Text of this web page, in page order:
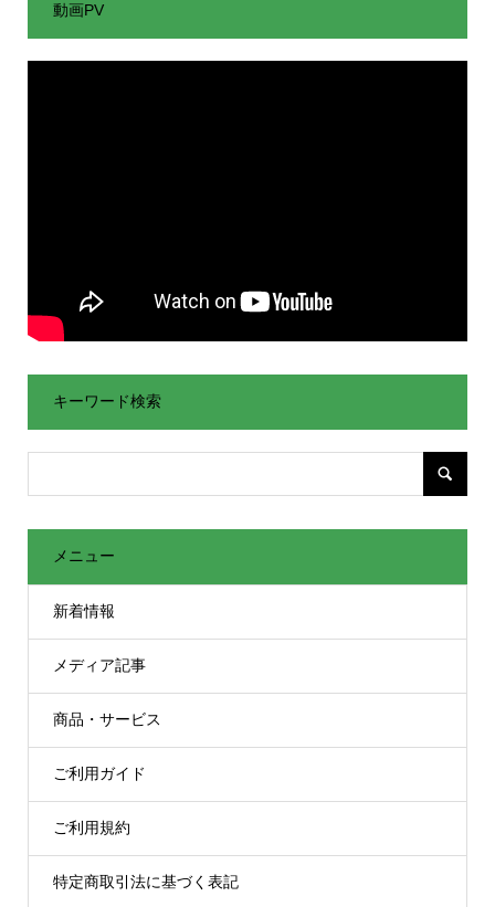
動画PV
キーワード検索
メニュー
新着情報
メディア記事
商品・サービス
ご利用ガイド
ご利用規約
特定商取引法に基づく表記